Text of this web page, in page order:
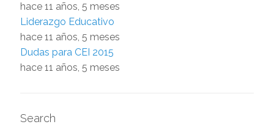
hace 11 años, 5 meses
Liderazgo Educativo
hace 11 años, 5 meses
Dudas para CEI 2015
hace 11 años, 5 meses
Search